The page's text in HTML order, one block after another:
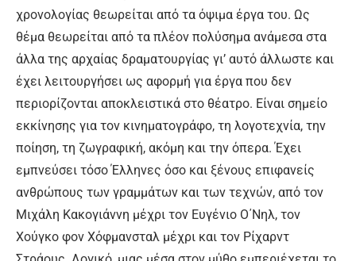
χρονολογίας θεωρείται από τα όψιμα έργα του. Ως
θέμα θεωρείται από τα πλέον πολύσημα ανάμεσα στα
άλλα της αρχαίας δραματουργίας γι’ αυτό άλλωστε και
έχει λειτουργήσει ως αφορμή για έργα που δεν
περιορίζονται αποκλειστικά στο θέατρο. Είναι σημείο
εκκίνησης για τον κινηματογράφο, τη λογοτεχνία, την
ποίηση, τη ζωγραφική, ακόμη και την όπερα. Έχει
εμπνεύσει τόσο Έλληνες όσο και ξένους επιφανείς
ανθρώπους των γραμμάτων και των τεχνών, από τον
Μιχάλη Κακογιάννη μέχρι τον Ευγένιο Ο΄Νηλ, τον
Χούγκο φον Χόφμανσταλ μέχρι και τον Ρίχαρντ